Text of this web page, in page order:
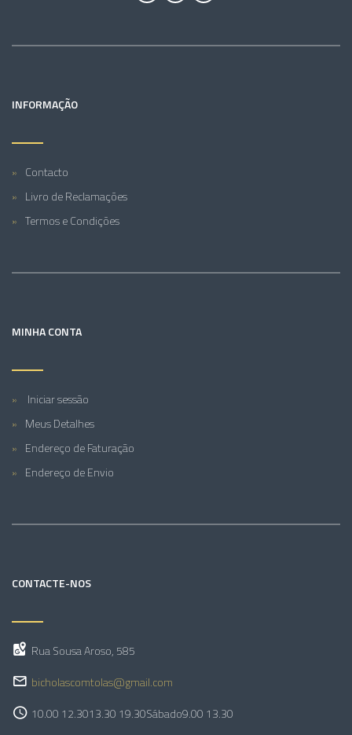
INFORMAÇÃO
Contacto
Livro de Reclamações
Termos e Condições
MINHA CONTA
Iniciar sessão
Meus Detalhes
Endereço de Faturação
Endereço de Envio
CONTACTE-NOS
Rua Sousa Aroso, 585
bicholascomtolas@gmail.com
10.00 12.3013.30 19.30Sábado9.00 13.30